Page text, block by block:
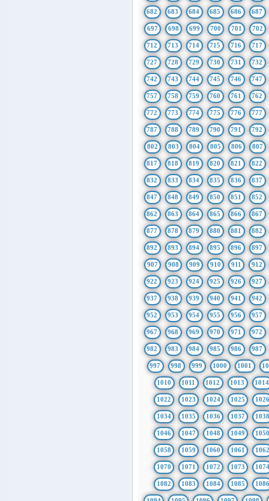
682 683 684 685 686 687
697 698 699 700 701 702
712 713 714 715 716 717
727 728 729 730 731 732
742 743 744 745 746 747
757 758 759 760 761 762
772 773 774 775 776 777
787 788 789 790 791 792
802 803 804 805 806 807
817 818 819 820 821 822
832 833 834 835 836 837
847 848 849 850 851 852
862 863 864 865 866 867
877 878 879 880 881 882
892 893 894 895 896 897
907 908 909 910 911 912
922 923 924 925 926 927
937 938 939 940 941 942
952 953 954 955 956 957
967 968 969 970 971 972
982 983 984 985 986 987
997 998 999 1000 1001
1010 1011 1012 1013 1014
1022 1023 1024 1025 1026
1034 1035 1036 1037 1038
1046 1047 1048 1049 1050
1058 1059 1060 1061 1062
1070 1071 1072 1073 1074
1082 1083 1084 1085 1086